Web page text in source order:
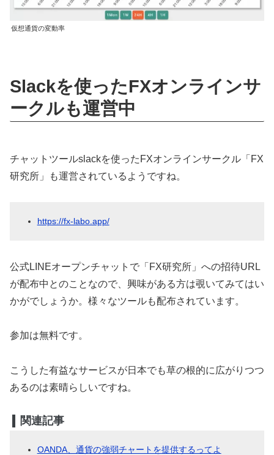
仮想通貨の変動率
Slackを使ったFXオンラインサ
ークルも運営中
チャットツールslackを使ったFXオンラインサークル「FX
研究所」も運営されているようですね。
https://fx-labo.app/
公式LINEオープンチャットで「FX研究所」への招待URL
が配布中とのことなので、興味がある方は覗いてみてはい
かがでしょうか。様々なツールも配布されています。
参加は無料です。
こうした有益なサービスが日本でも草の根的に広がりつつ
あるのは素晴らしいですね。
関連記事
OANDA、通貨の強弱チャートを提供するってよ